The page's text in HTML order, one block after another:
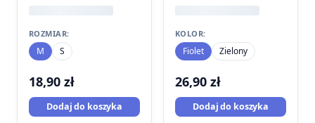
ROZMIAR:
M S
18,90 zł
Dodaj do koszyka
KOLOR:
Fiolet Zielony
26,90 zł
Dodaj do koszyka